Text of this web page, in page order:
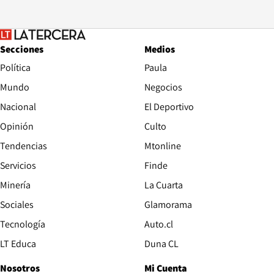
Secciones
Política
Mundo
Nacional
Opinión
Tendencias
Servicios
Minería
Sociales
Tecnología
LT Educa
Medios
Paula
Negocios
El Deportivo
Culto
Mtonline
Finde
La Cuarta
Glamorama
Auto.cl
Duna CL
Nosotros
Mi Cuenta